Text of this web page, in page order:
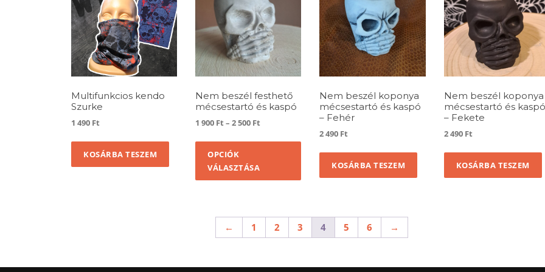
Multifunkcios kendo
Szurke
1 490 Ft
KOSÁRBA TESZEM
Nem beszél festhető
mécsestartó és kaspó
1 900 Ft – 2 500 Ft
OPCIÓK
VÁLASZTÁSA
Ennek
terméknek
van.
A
Nem beszél koponya
mécsestartó és kaspó
– Fehér
2 490 Ft
KOSÁRBA TESZEM
Nem beszél koponya
mécsestartó és kaspó
– Fekete
2 490 Ft
KOSÁRBA TESZEM
← 1 2 3 4 5 6 →